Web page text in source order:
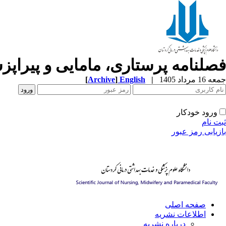
فصلنامه پرستاری، مامایی و
جمعه 16 مرداد 1405 |
English
[Archive]
ورود خودکار
ثبت نام
بازیابی رمز عبور
صفحه اصلی
اطلاعات نشریه
درباره نشریه